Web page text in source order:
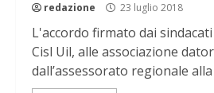
redazione 23 luglio 2018
L'accordo firmato dai
Cisl Uil, alle associazione
dall’assessorato regionale